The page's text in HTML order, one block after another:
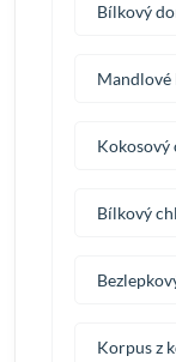
Bílkový
Kokosový
Bílkový
Korpus z